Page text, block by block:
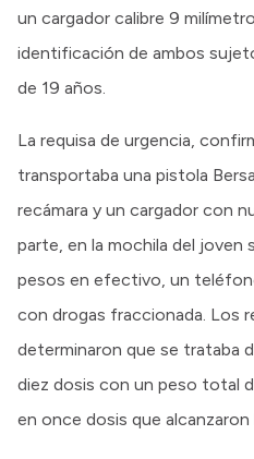
un cargador calibre 9
identificación de ambos
de 19 años.
La requisa de urgencia,
transportaba una pistola
recámara y un cargador con
parte, en la mochila del joven
pesos en efectivo, un
con drogas fraccionada. Los
determinaron que se trataba
diez dosis con un peso total
en once dosis que alcanzaron